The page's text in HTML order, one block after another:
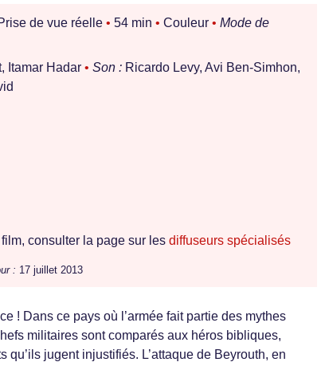
de vue réelle • 54 min • Couleur • Mode de
Itamar Hadar • Son : Ricardo Levy, Avi Ben-Simhon,
consulter la page sur les diffuseurs spécialisés
: 17 juillet 2013
! Dans ce pays où l’armée fait partie des mythes
militaires sont comparés aux héros bibliques,
jugent injustifiés. L’attaque de Beyrouth, en